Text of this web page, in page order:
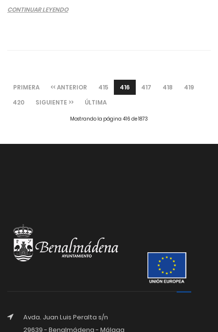
CONTINUAR LEYENDO
PRIMERA << ANTERIOR 415 416 417 418
419
420
SIGUIENTE >> ÚLTIMA
Mostrando la página 416 de 1873
Avda. Juan Luis Peralta s/n
29639 - Benalmádena - Málaga